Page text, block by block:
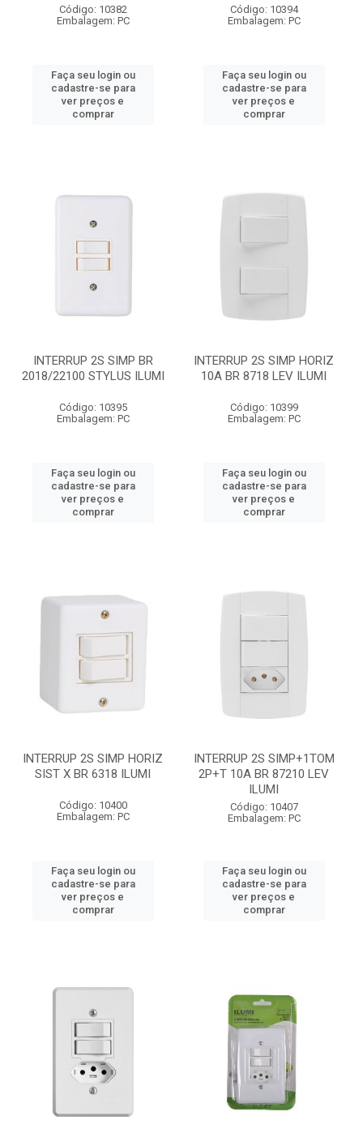
Código: 10382
Embalagem: PC
Faça seu login ou
cadastre-se para
ver preços e
comprar
Código: 10394
Embalagem: PC
Faça seu login ou
cadastre-se para
ver preços e
comprar
INTERRUP 2S SIMP BR
2018/22100 STYLUS ILUMI
Código: 10395
Embalagem: PC
Faça seu login ou
cadastre-se para
ver preços e
comprar
INTERRUP 2S SIMP HORIZ
10A BR 8718 LEV ILUMI
Código: 10399
Embalagem: PC
Faça seu login ou
cadastre-se para
ver preços e
comprar
INTERRUP 2S SIMP HORIZ
SIST X BR 6318 ILUMI
Código: 10400
Embalagem: PC
Faça seu login ou
cadastre-se para
ver preços e
comprar
INTERRUP 2S SIMP+1TOM
2P+T 10A BR 87210 LEV
ILUMI
Código: 10407
Embalagem: PC
Faça seu login ou
cadastre-se para
ver preços e
comprar